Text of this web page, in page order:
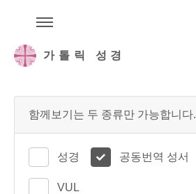
가톨릭 성경
함께보기는 두 종류만 가능합니다.
성경 공동번역 성서
VUL